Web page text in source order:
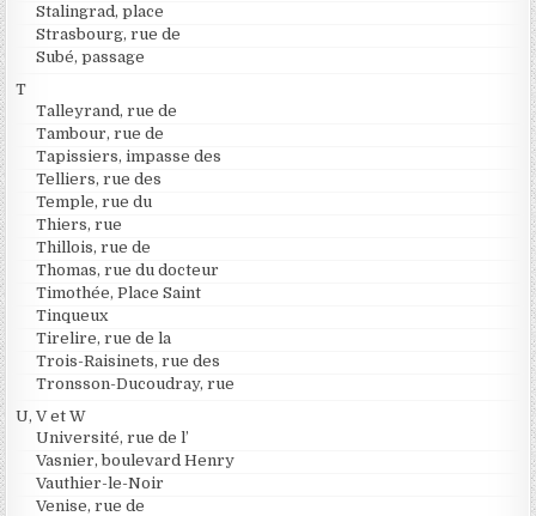
Stalingrad, place
Strasbourg, rue de
Subé, passage
T
Talleyrand, rue de
Tambour, rue de
Tapissiers, impasse des
Telliers, rue des
Temple, rue du
Thiers, rue
Thillois, rue de
Thomas, rue du docteur
Timothée, Place Saint
Tinqueux
Tirelire, rue de la
Trois-Raisinets, rue des
Tronsson-Ducoudray, rue
U, V et W
Université, rue de l’
Vasnier, boulevard Henry
Vauthier-le-Noir
Venise, rue de